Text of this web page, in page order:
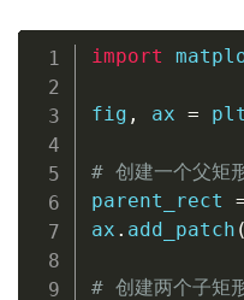
import
fig , ax = plt
# 创建一个父矩
parent_rect
ax . add_patch (
# 创建两个子矩